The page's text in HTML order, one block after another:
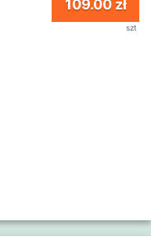
109.00 zł
szt